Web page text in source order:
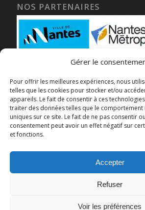
Gérer le
Pour offrir les meilleures expériences, nous
telles que les cookies pour stocker et/ou
appareils. Le fait de consentir à ces
traiter des données telles que le comportement
uniques sur ce site. Le fait de ne pas consentir
consentement peut avoir un effet négatif sur
et fonctions.
Accepter
Refuser
Voir les préférences
NOS PARTENAIRES